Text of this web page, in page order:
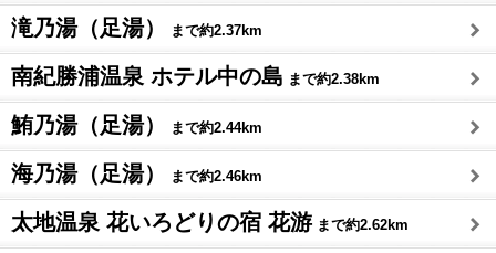
滝乃湯（足湯） まで約2.37km
南紀勝浦温泉 ホテル中の島 まで約2.38km
鮪乃湯（足湯） まで約2.44km
海乃湯（足湯） まで約2.46km
太地温泉 花いろどりの宿 花游 まで約2.62km